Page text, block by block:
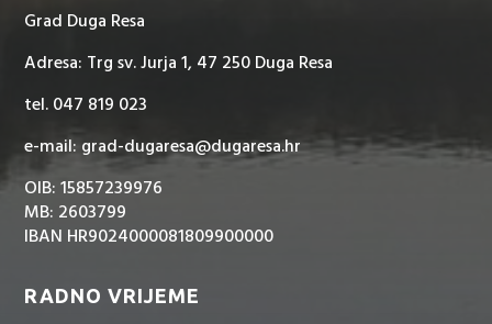
Grad Duga Resa
Adresa: Trg sv. Jurja 1, 47 250 Duga Resa
tel. 047 819 023
e-mail: grad-dugaresa@dugaresa.hr
OIB: 15857239976
MB: 2603799
IBAN HR9024000081809900000
RADNO VRIJEME